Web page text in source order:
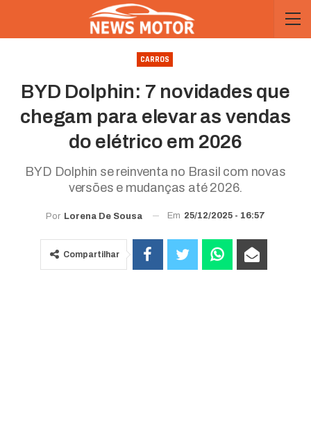
CARROS
BYD Dolphin: 7 novidades que
chegam para elevar as vendas
do elétrico em 2026
BYD Dolphin se reinventa no Brasil com novas
versões e mudanças até 2026.
Por Lorena De Sousa Em 25/12/2025 - 16:57
Compartilhar